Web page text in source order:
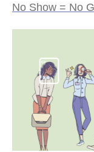
No Show = No